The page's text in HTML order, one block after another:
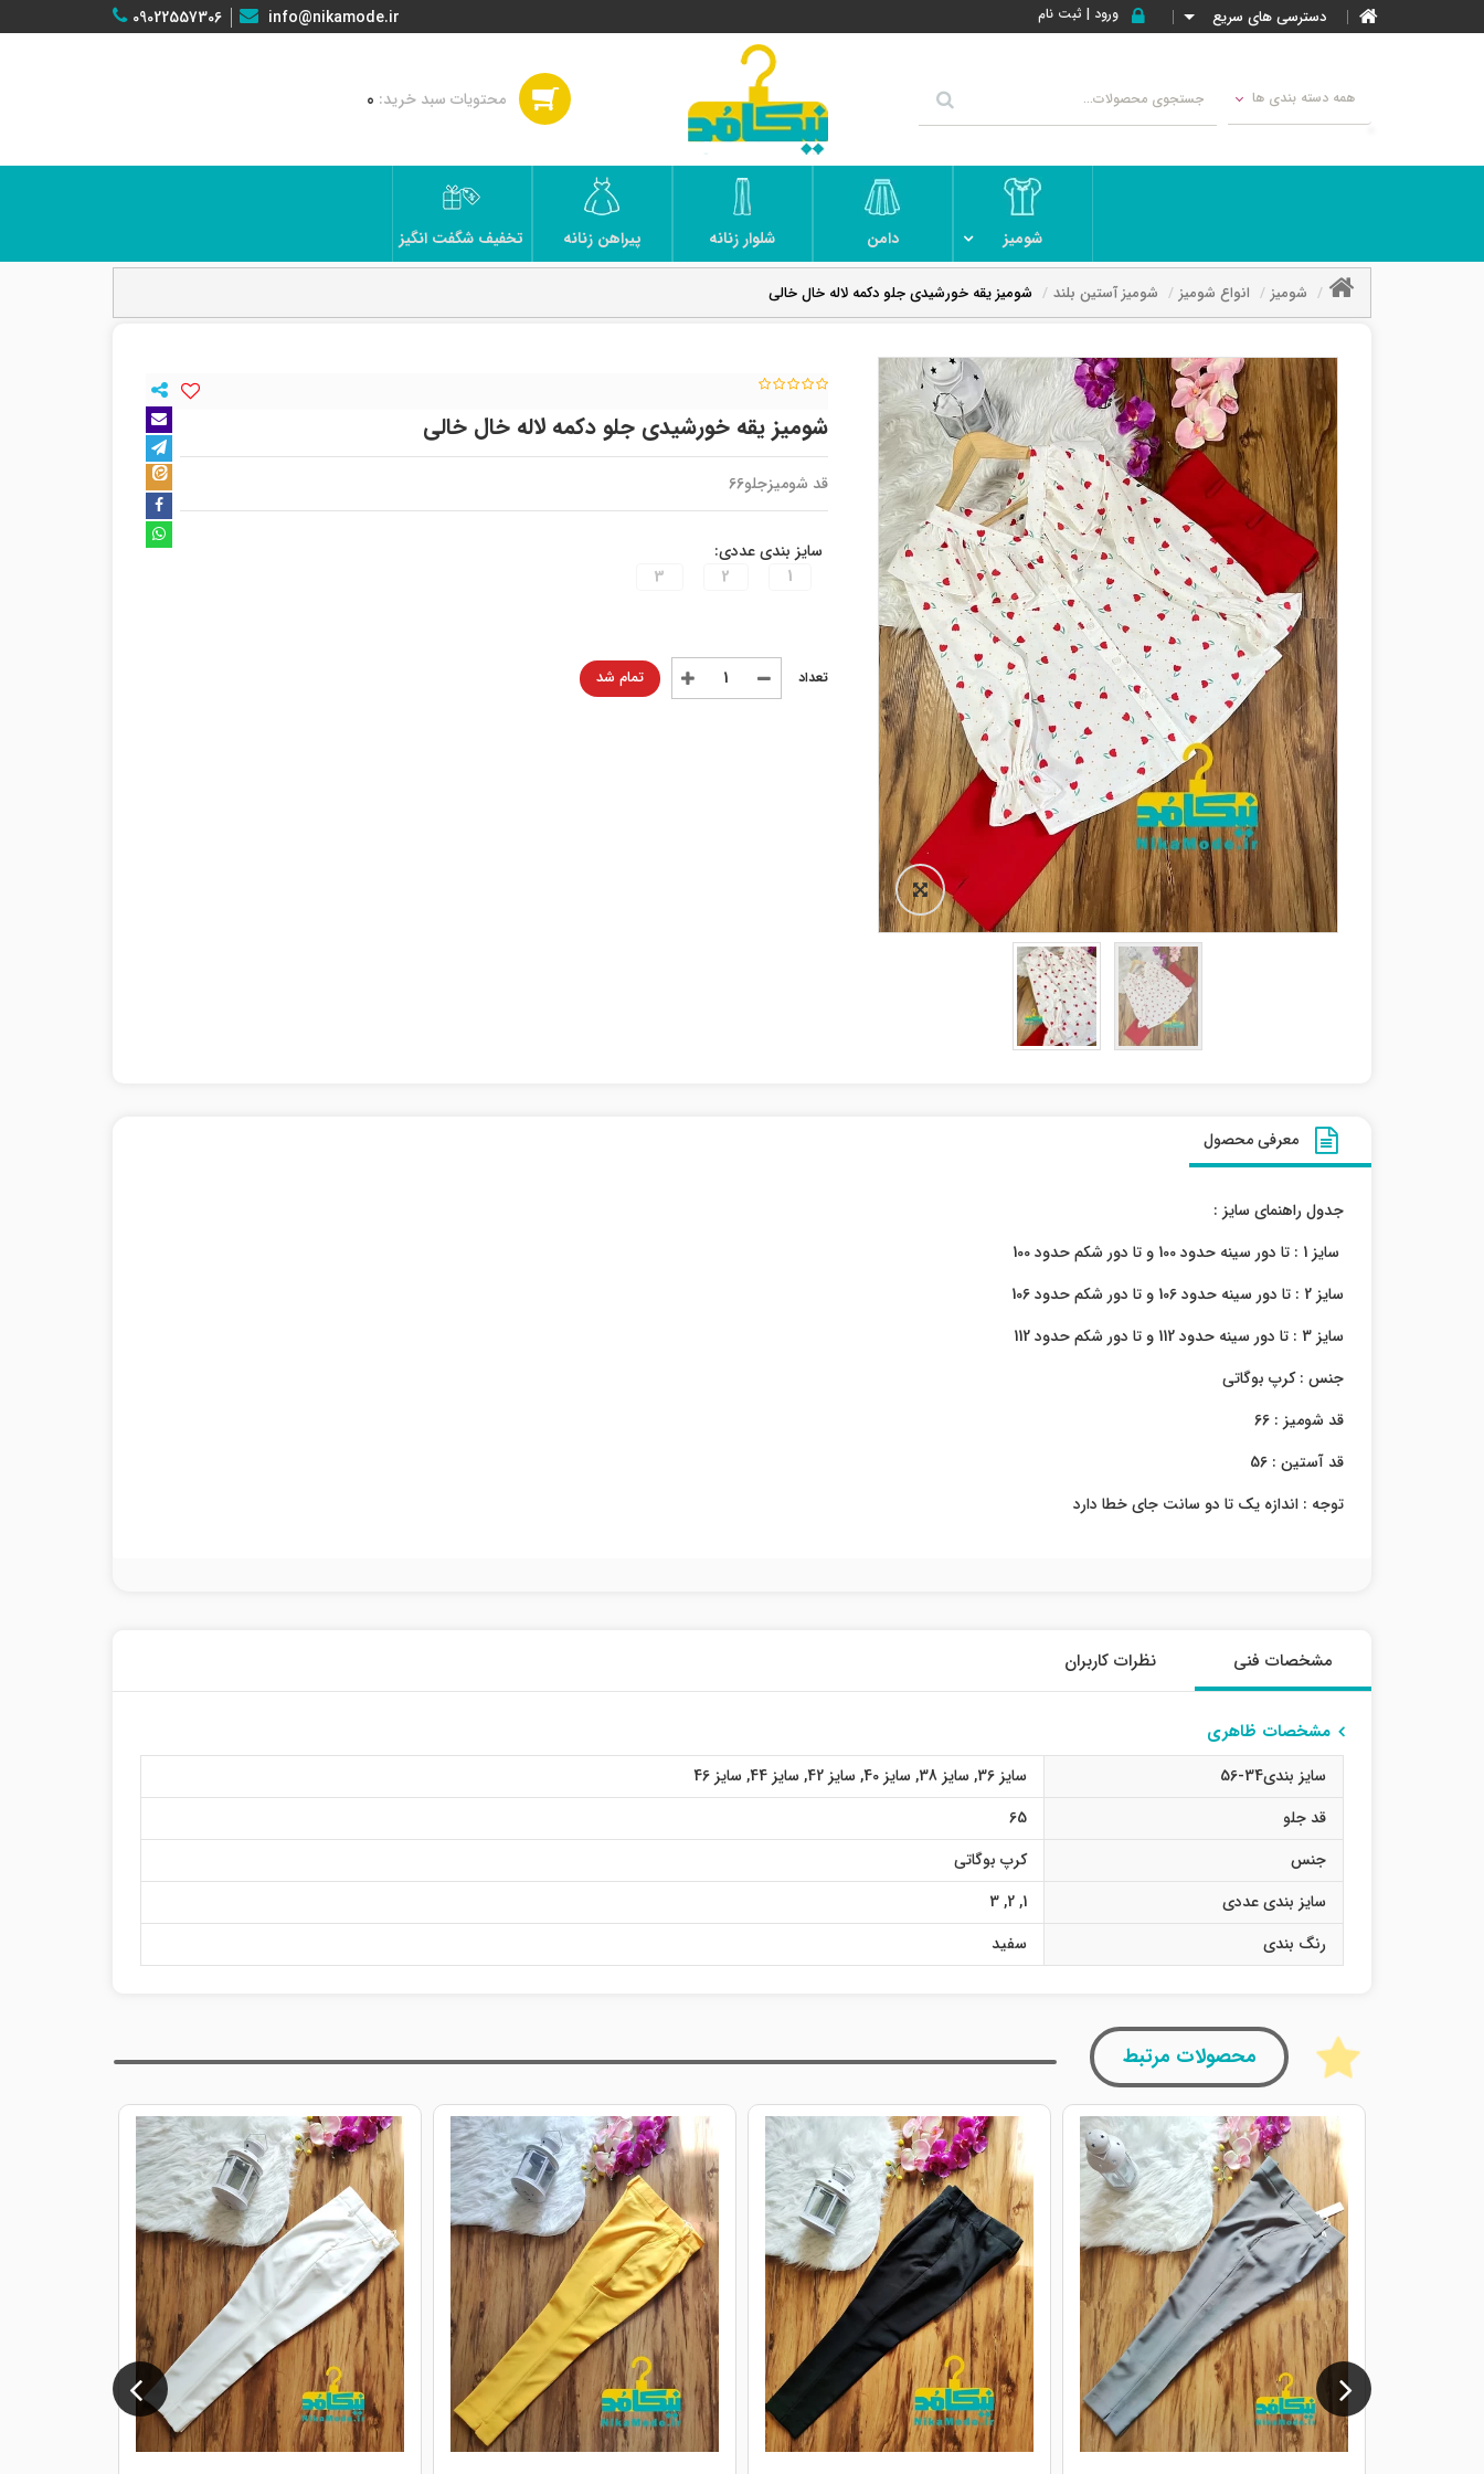
دسترسی های سریع ورود | ثبت نام 09022557306 info@nikamode.ir
همه دسته بندی ها 0
شومیز دامن شلوار زنانه پیراهن زنانه تخفیف شگفت انگیز
شومیز انواع شومیز شومیز آستین بلند شومیز یقه خورشیدی جلو دکمه لاله خال خالی
شومیز یقه خورشیدی جلو دکمه لاله خال خالی
قد شومیزجلو66
سایز بندی عددی:
1
2
3
تمام شد
معرفی محصول
جدول راهنمای سایز :
سایز 1 : تا دور سینه حدود 100 و تا دور شکم حدود 100
سایز 2 : تا دور سینه حدود 106 و تا دور شکم حدود 106
سایز 3 : تا دور سینه حدود 112 و تا دور شکم حدود 112
جنس : کرپ بوگاتی
قد شومیز : 66
قد آستین : 56
توجه : اندازه یک تا دو سانت جای خطا دارد
مشخصات فنی نظرات کاربران
مشخصات ظاهری
سایز بندی34-56 سایز 36 , سایز 38 , سایز 40 , سایز 42 , سایز 44 , سایز 46
قد جلو
65
جنس
کرپ بوگاتی
سایز بندی عددی
1
,
2
,
3
رنگ بندی
سفید
محصولات مرتبط